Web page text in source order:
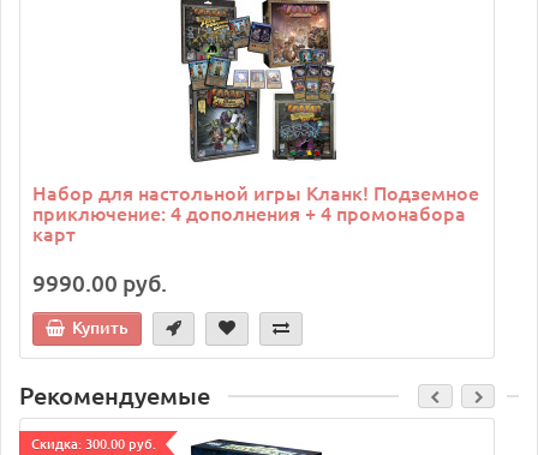
Набор для настольной игры Кланк! Подземное
приключение: 4 дополнения + 4 промонабора
карт
9990.00 руб.
Купить
Рекомендуемые
Cкидка: 300.00 руб.